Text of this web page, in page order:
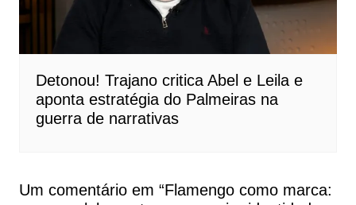
Detonou! Trajano critica Abel e Leila e
aponta estratégia do Palmeiras na
guerra de narrativas
Um comentário em “Flamengo como marca: